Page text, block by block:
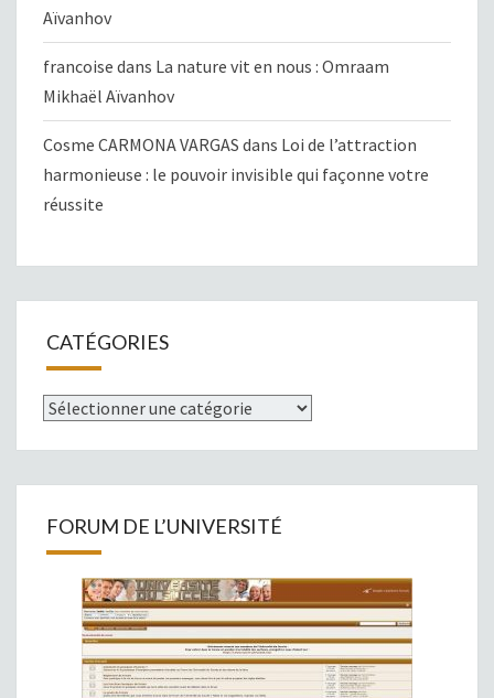
Aïvanhov
francoise dans La nature vit en nous : Omraam
Mikhaël Aïvanhov
Cosme CARMONA VARGAS dans Loi de l’attraction
harmonieuse : le pouvoir invisible qui façonne votre
réussite
CATÉGORIES
Catégories
FORUM DE L’UNIVERSITÉ